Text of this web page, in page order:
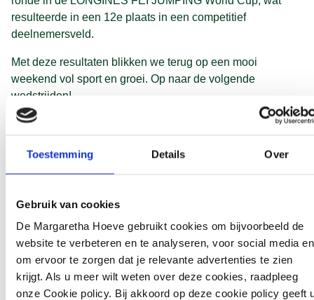
Toestemming Details Over
Gebruik van cookies
De Margaretha Hoeve gebruikt cookies om bijvoorbeeld de
website te verbeteren en te analyseren, voor social media en
om ervoor te zorgen dat je relevante advertenties te zien
krijgt. Als u meer wilt weten over deze cookies, raadpleeg
onze Cookie policy. Bij akkoord op deze cookie policy geeft
resulteerde in een 12e plaats in een competitief
deelnemersveld.
Met deze resultaten blikken we terug op een mooi
weekend vol sport en groei. Op naar de volgende
wedstrijden!